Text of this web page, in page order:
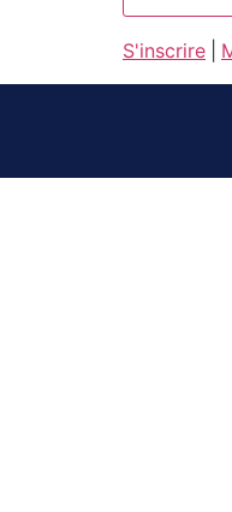
S'inscrire